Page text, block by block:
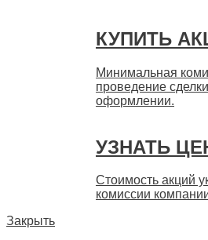
КУПИТЬ
Минимальная
проведение
оформлении.
УЗНАТЬ
Стоимость акций
комиссии
Закрыть